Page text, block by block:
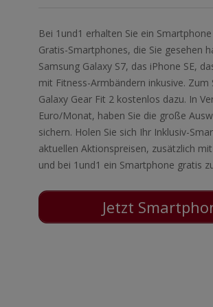
Bei 1und1 erhalten Sie ein
Gratis-Smartphones, die Sie gesehen
Samsung Galaxy S7, das iPhone SE,
mit Fitness-Armbändern inkusive. Zum
Galaxy Gear Fit 2 kostenlos dazu. In
Euro/Monat, haben Sie die große
sichern. Holen Sie sich Ihr Inklusiv-
aktuellen Aktionspreisen, zusätzlich
und bei 1und1 ein Smartphone gratis
Jetzt